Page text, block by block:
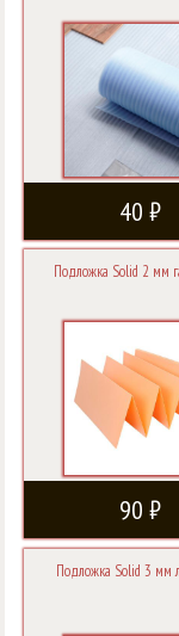
40 ₽
Подложка Solid 2 мм
90 ₽
Подложка Solid 3 мм